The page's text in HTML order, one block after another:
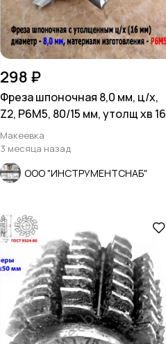
298 ₽
Фреза шпоночная 8,0 мм, ц/х,
Z2, Р6М5, 80/15 мм, утолщ хв 16
мм, в/зав
Макеевка
3 месяца назад
ООО "ИНСТРУМЕНТСНАБ"